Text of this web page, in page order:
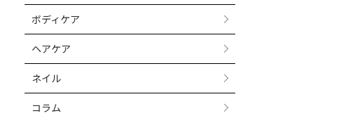
ボディケア
ヘアケア
ネイル
コラム